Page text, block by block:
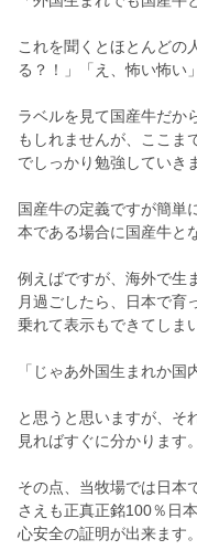
これを聞くとほとんどの
る？！」「え、怖い怖い
ラベルを見て国産牛だか
もしれませんが、ここま
でしっかり勉強していき
国産牛の定義ですが簡単
本である場合に国産牛と
例えばですが、海外で生
月過ごしたら、日本で育
乗れて表示もできてしま
「じゃあ外国生まれか国
と思うと思いますが、そ
見ればすぐに分かります。
その点、当牧場では日本
さえも正真正銘100％日
心安全の証明が出来ます。